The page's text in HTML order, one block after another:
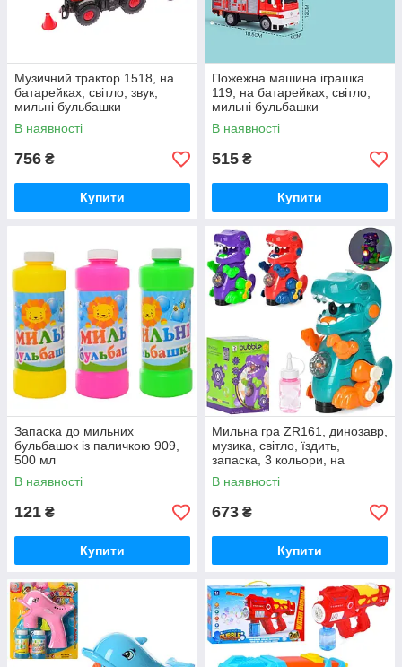
Музичний трактор 1518, на
батарейках, світло, звук,
мильні бульбашки
В наявності
756 ₴
Купити
Пожежна машина іграшка
119, на батарейках, світло,
мильні бульбашки
В наявності
515 ₴
Купити
Запаска до мильних
бульбашок із паличкою 909,
500 мл
В наявності
121 ₴
Купити
Мильна гра ZR161, динозавр,
музика, світло, їздить,
запаска, 3 кольори, на
батарейках
В наявності
673 ₴
Купити